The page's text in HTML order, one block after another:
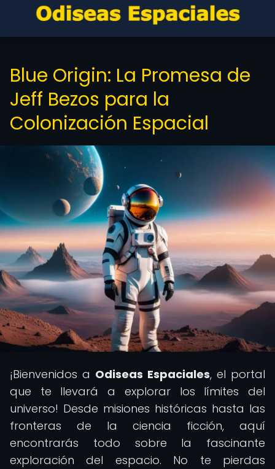
Blue Origin: La Promesa de
Jeff Bezos para la
Colonización Espacial
¡Bienvenidos a Odiseas Espaciales, el portal
que te llevará a explorar los límites del
universo! Desde misiones históricas hasta las
fronteras de la ciencia ficción, aquí
encontrarás todo sobre la fascinante
exploración del espacio. No te pierdas